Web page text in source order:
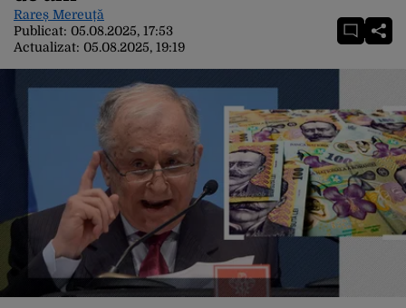
Rareș Mereuță
Publicat: 05.08.2025, 17:53
Actualizat: 05.08.2025, 19:19